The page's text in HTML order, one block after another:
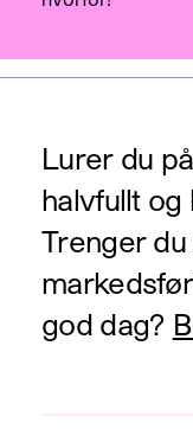
Lurer du
halvfullt og
Trenger
god dag?